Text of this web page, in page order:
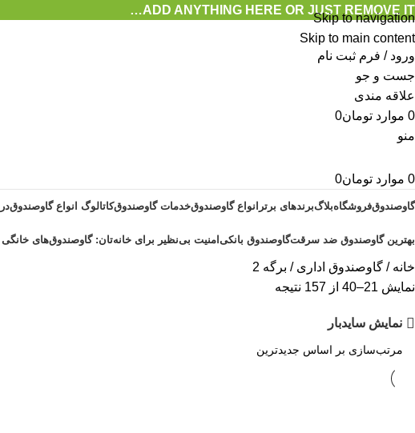
Skip to navigation
Skip to main content
ADD ANYTHING HERE OR JUST REMOVE IT…
ورود / فرم ثبت نام
جست و جو
علاقه مندی
0 موارد تومان0
منو
0 موارد تومان0
گاوصندوقفروشگاهبلاگبرندهای برتر انواع گاوصندوقخدمات گاوصندوقکاتالوگ انواع گاوصندوق
بهترین گاوصندوق ضد سرقتگاوصندوق بانکیامنیت بی‌نظیر برای خانه‌تان: گاوصندوق‌های خانگی با
خانه گاوصندوق اداری برگه 2
نمایش 21–40 از 157 نتیجه
نمایش سایدبار